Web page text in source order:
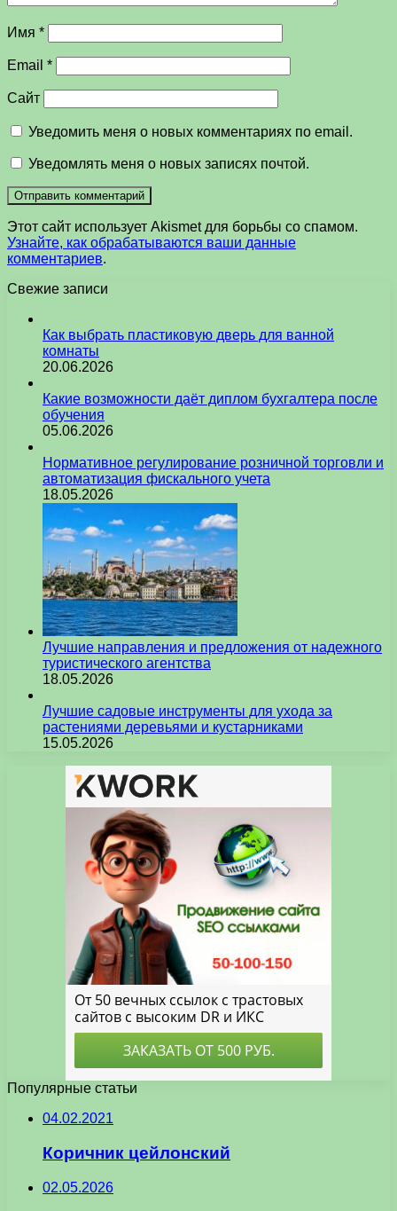
Имя *
Email *
Сайт
Уведомить меня о новых комментариях по email.
Уведомлять меня о новых записях почтой.
Этот сайт использует Akismet для борьбы со спамом.
Узнайте, как обрабатываются ваши данные
комментариев.
Свежие записи
Как выбрать пластиковую дверь для ванной
комнаты
20.06.2026
Какие возможности даёт диплом бухгалтера после
обучения
05.06.2026
Нормативное регулирование розничной торговли и
автоматизация фискального учета
18.05.2026
Лучшие направления и предложения от надежного
туристического агентства
18.05.2026
Лучшие садовые инструменты для ухода за
растениями деревьями и кустарниками
15.05.2026
Популярные статьи
04.02.2021
Коричник цейлонский
02.05.2026